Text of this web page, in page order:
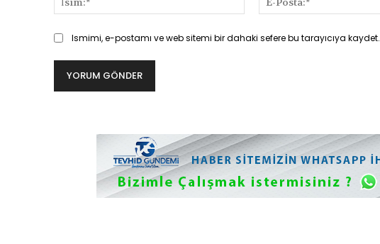
Ismimi, e-postamı ve web sitemi bir dahaki sefere bu tarayıcıya kaydet.